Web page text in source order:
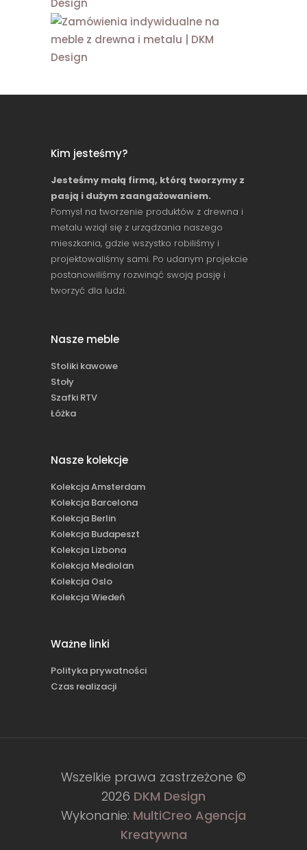
Kim jesteśmy?
Jesteśmy małą firmą, którą tworzymy z
pasją i dużym zaangażowaniem.
Pomysł na tworzenie produktów z drewna i
metalu wziął się z urządzania naszego
mieszkania, gdzie wszystko robiliśmy i
projektowaliśmy sami. Po udanym projekcie
postanowiliśmy rozwinąć swoją pasję i
tworzyć dla ludzi.
Nasze meble
Stoliki kawowe
Stoły
Szafki RTV
Łóżka
Nasze kolekcje
Kolekcja Amsterdam
Kolekcja Barcelona
Kolekcja Berlin
Kolekcja Budapeszt
Kolekcja Lizbona
Kolekcja Mediolan
Kolekcja Oslo
Kolekcja Wiedeń
Ważne linki
Polityka prywatności
Czas realizacji
Wszelkie prawa zastrzeżone ©
2026 DKM Design
Wykonanie: MultiCreo Agencja
Kreatywna